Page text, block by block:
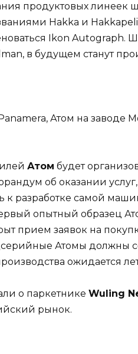
продуктовых
Hakka и
Ikon
в будущем станут
Атом будет
об оказании услуг,
к разработке самой
опытный образец
прием заявок на
Атомы должны
ожидается
о паркетнике Wuling
рынок.